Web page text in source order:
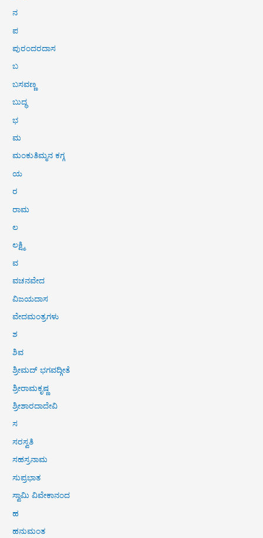
ನ
ಪ
ಪುರಂದರದಾಸ
ಬ
ಬಸವಣ್ಣ
ಬುದ್ಧ
ಭ
ಮ
ಮಂಕುತಿಮ್ಮನ ಕಗ್ಗ
ಯ
ರ
ರಾಮ
ಲ
ಲಕ್ಷ್ಮಿ
ವ
ವಚನವೇದ
ವಿಜಯದಾಸ
ವೇದಮಂತ್ರಗಳು
ಶ
ಶಿವ
ಶ್ರೀಮದ್ ಭಗವದ್ಗೀತೆ
ಶ್ರೀರಾಮಕೃಷ್ಣ
ಶ್ರೀಶಾರದಾದೇವಿ
ಸ
ಸರಸ್ವತಿ
ಸಹಸ್ರನಾಮ
ಸುಪ್ರಭಾತ
ಸ್ವಾಮಿ ವಿವೇಕಾನಂದ
ಹ
ಹನುಮಂತ